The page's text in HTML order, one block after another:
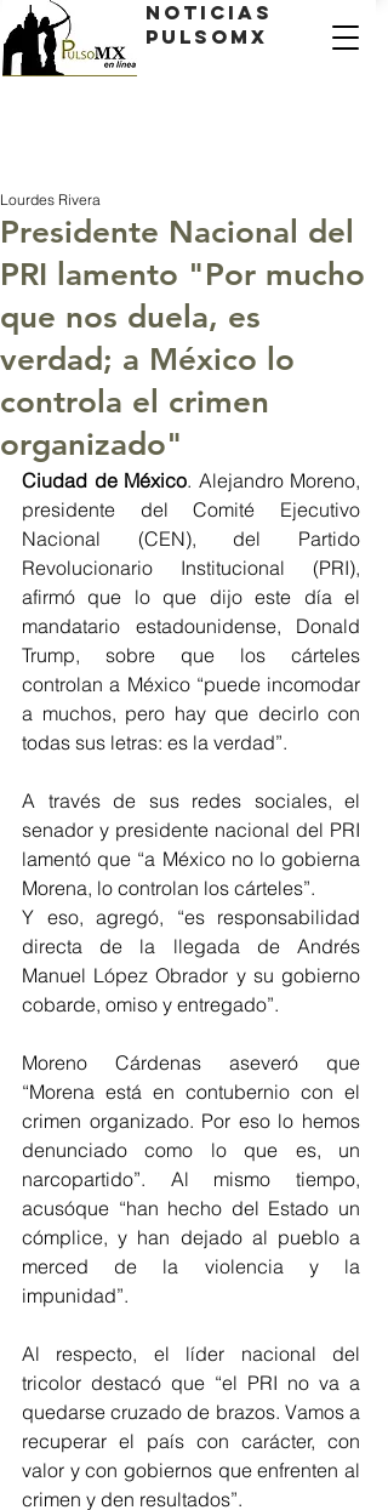
Noticias
PulsoMX
Presidente Nacional del
PRI lamento "Por mucho
que nos duela, es
verdad; a México lo
controla el crimen
organizado"
Lourdes Rivera
Ciudad de México. Alejandro Moreno,
presidente del Comité Ejecutivo
Nacional (CEN), del Partido
Revolucionario Institucional (PRI),
afirmó que lo que dijo este día el
mandatario estadounidense, Donald
Trump, sobre que los cárteles
controlan a México “puede incomodar
a muchos, pero hay que decirlo con
todas sus letras: es la verdad”.
A través de sus redes sociales, el
senador y presidente nacional del PRI
lamentó que “a México no lo gobierna
Morena, lo controlan los cárteles”.
Y eso, agregó, “es responsabilidad
directa de la llegada de Andrés
Manuel López Obrador y su gobierno
cobarde, omiso y entregado”.
Moreno Cárdenas aseveró que
“Morena está en contubernio con el
crimen organizado. Por eso lo hemos
denunciado como lo que es, un
narcopartido”. Al mismo tiempo,
acusóque “han hecho del Estado un
cómplice, y han dejado al pueblo a
merced de la violencia y la
impunidad”.
Al respecto, el líder nacional del
tricolor destacó que “el PRI no va a
quedarse cruzado de brazos. Vamos a
recuperar el país con carácter, con
valor y con gobiernos que enfrenten al
crimen y den resultados”.